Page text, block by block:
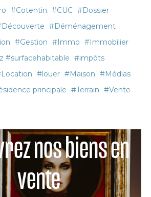
#Cotentin #CUC #Dossier
#Déménagement
#Gestion #Immo #Immobilier
#surfacehabitable #impôts
#louer #Maison #Médias
principale #Terrain #Vente
nos biens en
vente